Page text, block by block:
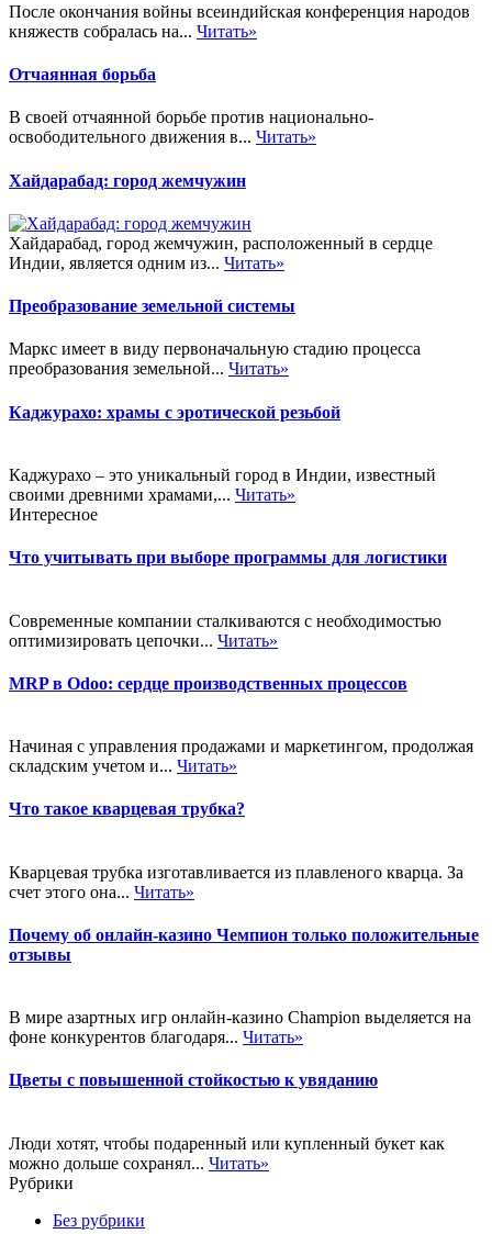
После окончания войны всеиндийская конференция народов
княжеств собралась на... Читать»
Отчаянная борьба
В своей отчаянной борьбе против национально-
освободительного движения в... Читать»
Хайдарабад: город жемчужин
Хайдарабад, город жемчужин, расположенный в сердце
Индии, является одним из... Читать»
Преобразование земельной системы
Маркс имеет в виду первоначальную стадию процесса
преобразования земельной... Читать»
Каджурахо: храмы с эротической резьбой
Каджурахо – это уникальный город в Индии, известный
своими древними храмами,... Читать»
Интересное
Что учитывать при выборе программы для логистики
Современные компании сталкиваются с необходимостью
оптимизировать цепочки... Читать»
MRP в Odoo: сердце производственных процессов
Начиная с управления продажами и маркетингом, продолжая
складским учетом и... Читать»
Что такое кварцевая трубка?
Кварцевая трубка изготавливается из плавленого кварца. За
счет этого она... Читать»
Почему об онлайн-казино Чемпион только положительные
отзывы
В мире азартных игр онлайн-казино Champion выделяется на
фоне конкурентов благодаря... Читать»
Цветы с повышенной стойкостью к увяданию
Люди хотят, чтобы подаренный или купленный букет как
можно дольше сохранял... Читать»
Рубрики
Без рубрики